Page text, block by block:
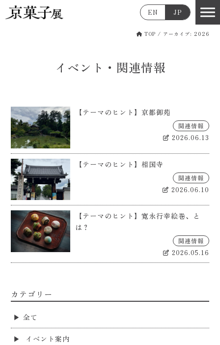
EN JP
TOP / アーカイブ: 2026
イベント・関連情報
【テーマのヒント】京都御苑
関連情報
2026.06.13
【テーマのヒント】相国寺
関連情報
2026.06.10
【テーマのヒント】寛永行幸絵巻、と
は？
関連情報
2026.05.16
カテゴリー
全て
イベント案内